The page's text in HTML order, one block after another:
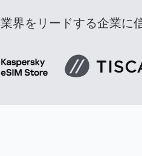
業界をリードする企業に